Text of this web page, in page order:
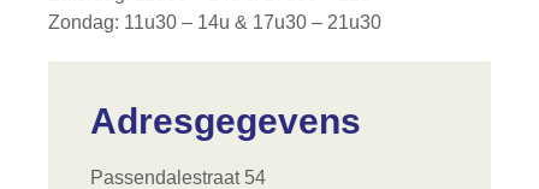
Zondag: 11u30 – 14u & 17u30 – 21u30
Adresgegevens
Passendalestraat 54